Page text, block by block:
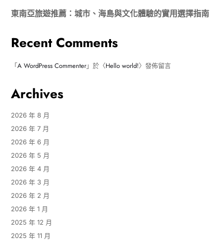
東南亞旅遊推薦：城市、海島與文化體驗的實用選擇指南
Recent Comments
「A WordPress Commenter」於〈Hello world!〉發佈留言
Archives
2026 年 8 月
2026 年 7 月
2026 年 6 月
2026 年 5 月
2026 年 4 月
2026 年 3 月
2026 年 2 月
2026 年 1 月
2025 年 12 月
2025 年 11 月